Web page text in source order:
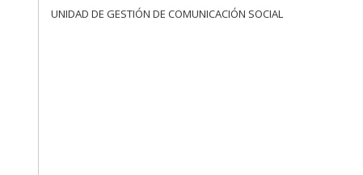
UNIDAD DE GESTIÓN DE COMUNICACIÓN SOCIAL